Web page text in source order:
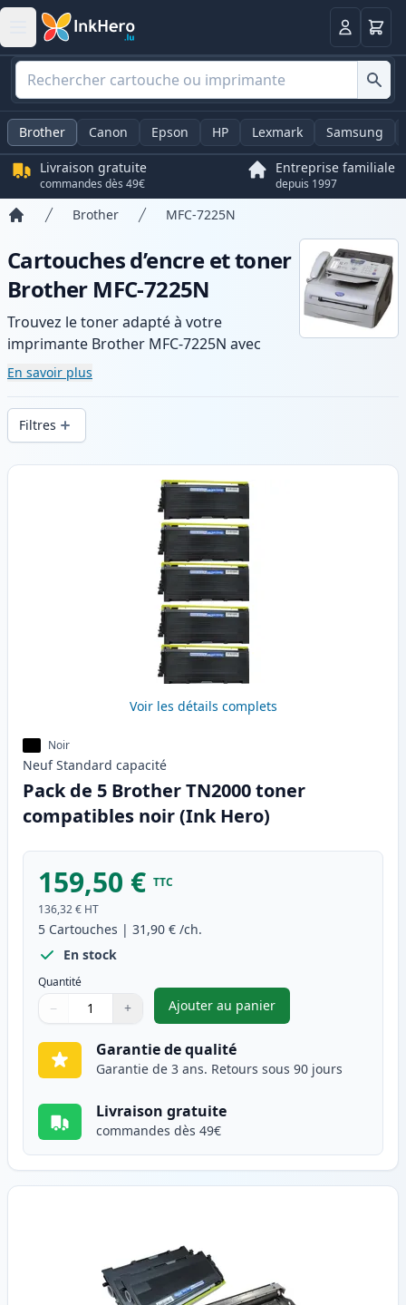
Panier
Brother Canon Epson HP Lexmark Samsung
Livraison gratuite
commandes dès 49€
Entreprise familiale
depuis 1997
Brother MFC-7225N
Cartouches d’encre et toner
Brother MFC-7225N
Trouvez le toner adapté à votre
imprimante Brother MFC-7225N avec
notre gamme de cartouches compatibles
et haute capacité. Profitez d’une qualité
d’impression constante et d’une livraison
rapide depuis un stock local en .
En savoir plus
Filtres
Produits
Voir les détails complets
Noir
Neuf Standard capacité
Pack de 5 Brother TN2000 toner
compatibles noir (Ink Hero)
159,50 € TTC
136,32 € HT
5 Cartouches | 31,90 € /ch.
En stock
Quantité
Quantité
Utilisez les boutons pour ajuster
− +
Quantité
Ajouter au panier
,Pack de 5 Brother TN2000
Garantie de qualité
Garantie de 3 ans. Retours sous 90 jours
Livraison gratuite
commandes dès 49€